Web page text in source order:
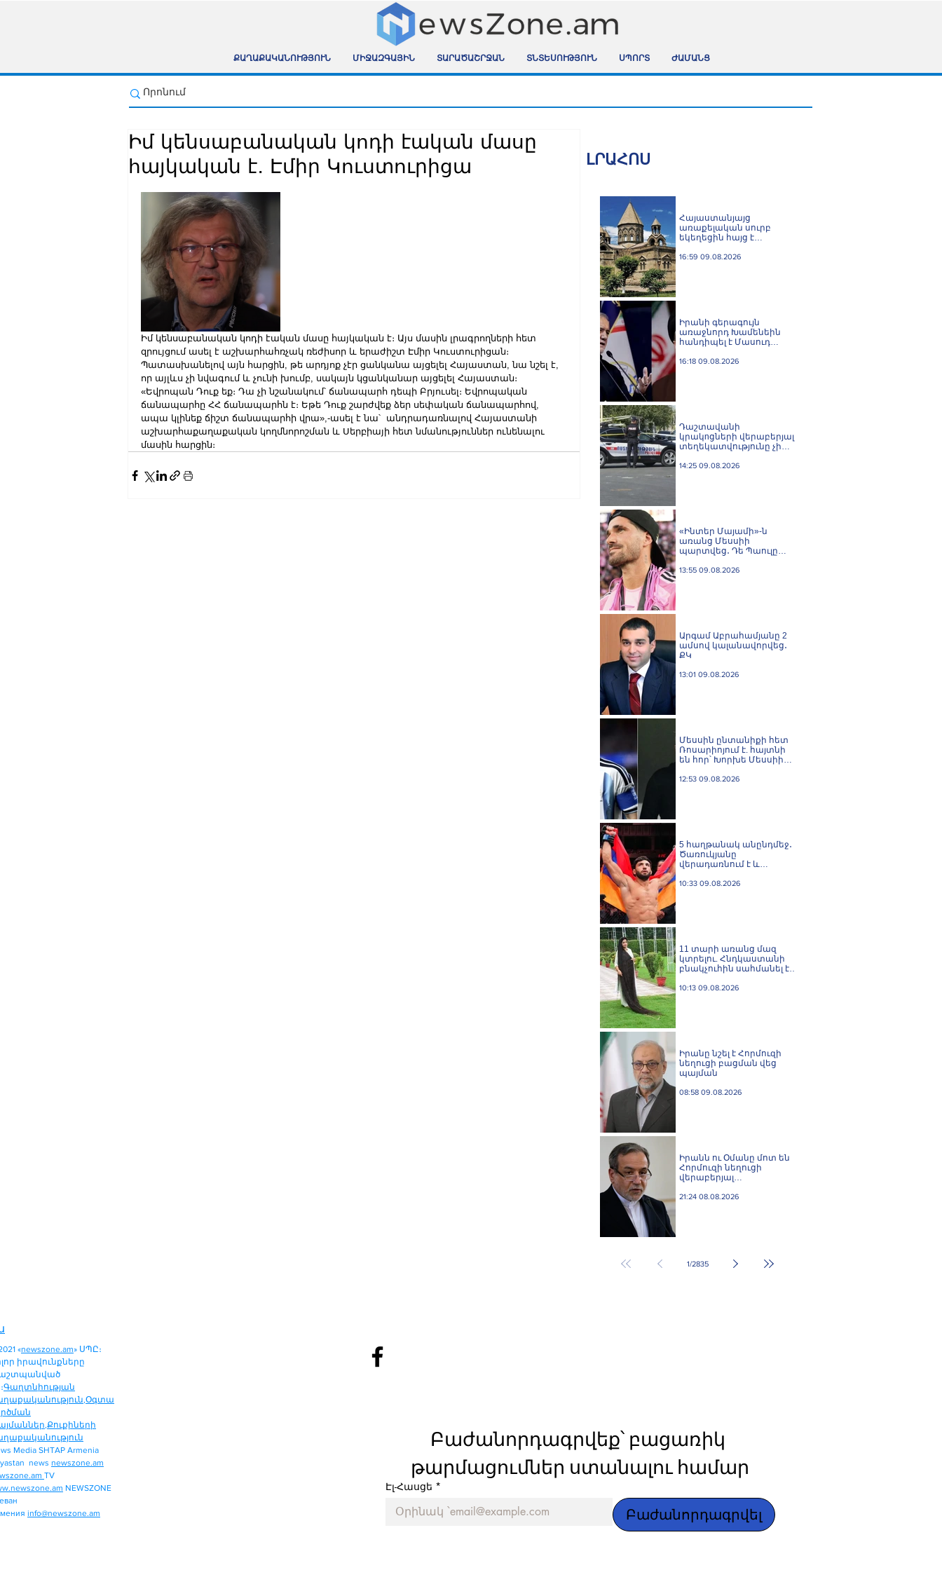
ՔԱՂԱՔԱԿԱՆՈՒԹՅՈՒՆ ՄԻՋԱԶԳԱՅԻՆ ՏԱՐԱԾԱՇՐՋԱՆ ՏՆՏԵՍՈՒԹՅՈՒՆ ՍՊՈՐՏ ԺԱՄԱՆՑ
Իմ կենսաբանական կոդի էական մասը
հայկական է․ Էմիր Կուստուրիցա
Իմ կենսաբանական կոդի էական մասը հայկական է։ Այս մասին լրագրողների հետ
զրույցում ասել է աշխարհահռչակ ռեժիսոր և երաժիշտ Էմիր Կուստուրիցան։
Պատասխանելով այն հարցին, թե արդյոք չէր ցանկանա այցելել Հայաստան, նա նշել է,
որ այլևս չի նվագում և չունի խումբ, սակայն կցանկանար այցելել Հայաստան։
«Եվրոպան Դուք եք։ Դա չի նշանակում՝ ճանապարհ դեպի Բրյուսել։ Եվրոպական
ճանապարհը ՀՀ ճանապարհն է։ Եթե Դուք շարժվեք ձեր սեփական ճանապարհով,
ապա կլինեք ճիշտ ճանապարհի վրա»,-ասել է նա՝  անդրադառնալով Հայաստանի
աշխարհաքաղաքական կողմնորոշման և Սերբիայի հետ նմանություններ ունենալու
մասին հարցին։
ԼՐԱՀՈՍ
Հայաստանյայց
առաքելական սուրբ
եկեղեցին հայց է
Պետական եկամուտների
16:59 09.08.2026
Իրանի գերագույն
առաջնորդ Խամենեին
հանդիպել է Մասուդ
16:18 09.08.2026
Դաշտավանի
կրակnցների վերաբերյալ
տեղեկատվությունը չի
իրականությանը,
14:25 09.08.2026
«Ինտեր Մայամի»-ն
առանց Մեսսիի
պարտվեց․ Դե Պաուլը
արգենտինացուն
13:55 09.08.2026
Արգամ Աբրահամյանը 2
ամսով կալանավորվեց․
ՔԿ
13:01 09.08.2026
Մեսսին ընտանիքի հետ
Ռոսարիոյում է. հայտնի
են հոր՝ Խորխե Մեսսիի
մանրամասները
12:53 09.08.2026
5 հաղթանակ անընդմեջ․
Ծառուկյանը
վերադառնում է և
UFC 331-ում
10:33 09.08.2026
11 տարի առանց մազ
կտրելու. Հնդկաստանի
բնակչուհին սահմանել է
համաշխարհային ռեկորդ
10:13 09.08.2026
Իրանը նշել է Հորմուզի
նեղուցի բացման վեց
պայման
08:58 09.08.2026
Իրանն ու Օմանը մոտ են
Հորմուզի նեղուցի
վերաբերյալ
հասնելուն. Արաղչի
21:24 08.08.2026
1/2835
«newszone.am» ՍՊԸ։
իրավունքները
Գաղտնիության
,Օգտա
,Քուքիների
Media SHTAP Armenia
news newszone.am
TV
NEWSZONE
info@newszone.am
Բաժանորդագրվեք՝ բացառիկ
թարմացումներ ստանալու համար
Էլ-Հասցե *
Բաժանորդագրվել